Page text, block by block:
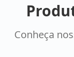
Conheça